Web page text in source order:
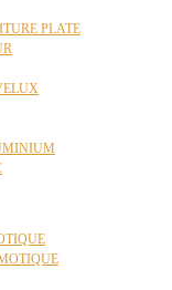
PLATE